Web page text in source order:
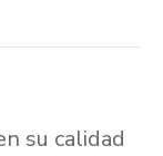
su calidad